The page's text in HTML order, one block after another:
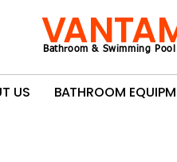
Bathroom & Swimming Pool
US BATHROOM